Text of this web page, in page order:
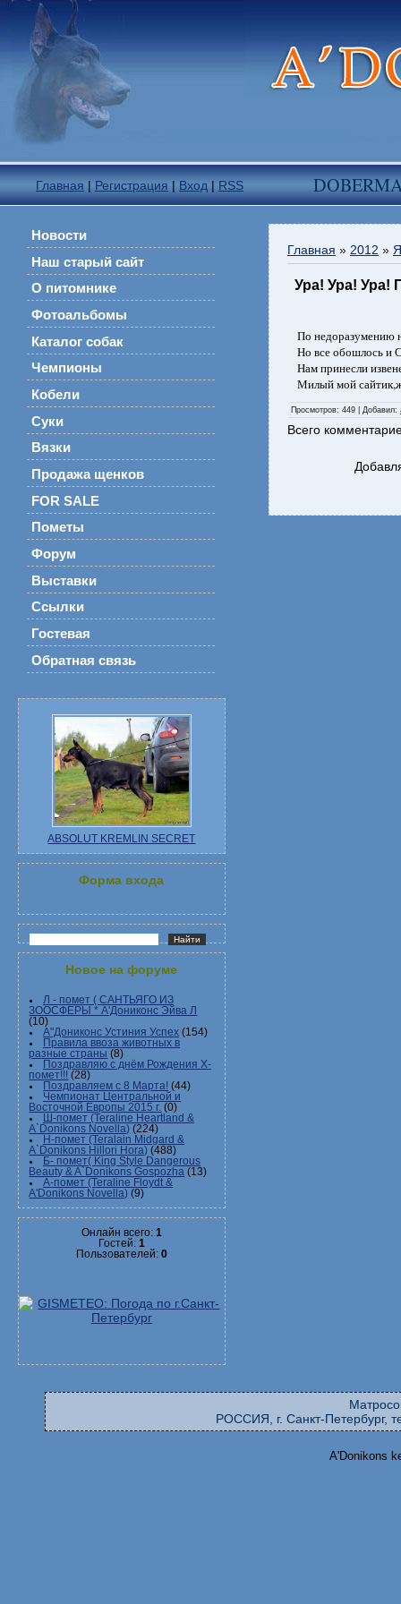
Главная | Регистрация | Вход | RSS
Новости
Наш старый сайт
О питомнике
Фотоальбомы
Каталог собак
Чемпионы
Кобели
Суки
Вязки
Продажа щенков
FOR SALE
Пометы
Форум
Выставки
Ссылки
Гостевая
Обратная связь
ABSOLUT KREMLIN SECRET
Форма входа
Новое на форуме
Л - помет ( САНТЬЯГО ИЗ
ЗООСФЕРЫ * А'Дониконс Эйва Л
(10)
А"Дониконс Устиния Успех (154)
Правила ввоза животных в
разные страны (8)
Поздравляю с днём Рождения Х-
помет!!! (28)
Поздравляем с 8 Марта! (44)
Чемпионат Центральной и
Восточной Европы 2015 г. (0)
Ш-помет (Teraline Heartland &
A`Donikons Novella) (224)
Н-помет (Teralain Midgard &
A`Donikons Hillori Hora) (488)
Б- помет( King Style Dangerous
Beauty & A`Donikons Gospozha (13)
А-помет (Teraline Floydt &
A'Donikons Novella) (9)
Онлайн всего: 1
Гостей: 1
Пользователей: 0
Главная » 2012 »
Ура! Ура! Ура!
По недоразумению
Но все обошлось и
Нам принесли
Милый мой
Просмотров: 449 | Добавил:
Всего
РОССИЯ, г. Санкт-Петербург,
A'Donikons